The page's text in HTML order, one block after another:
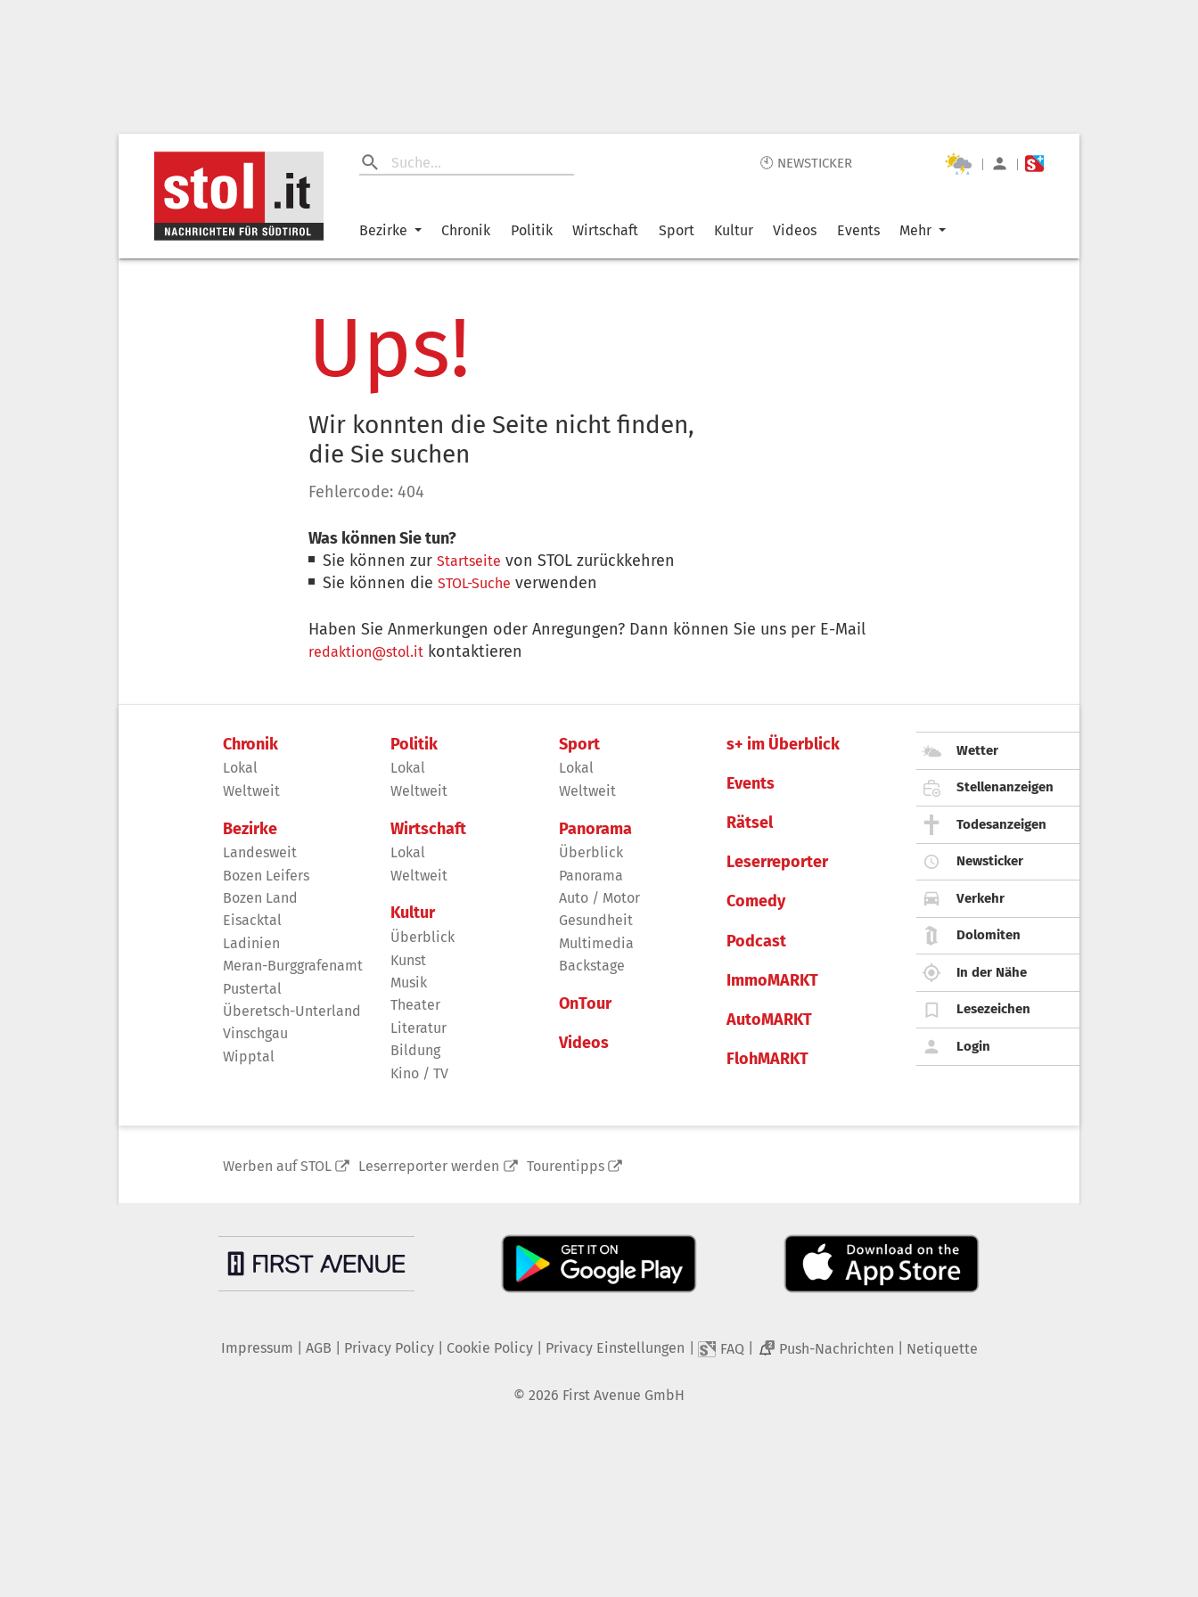
🕙 NEWSTICKER | |
Bezirke Chronik Politik Wirtschaft Sport Kultur Videos Events Mehr
Ups!
Wir konnten die Seite nicht finden,
die Sie suchen
Fehlercode: 404
Was können Sie tun?
Sie können zurStartseite von STOL zurückkehren
Sie können dieSTOL-Suche verwenden
Haben Sie Anmerkungen oder Anregungen? Dann können Sie uns per E-Mail
redaktion@stol.it kontaktieren
Chronik
Lokal
Weltweit
Bezirke
Landesweit
Bozen Leifers
Bozen Land
Eisacktal
Ladinien
Meran-Burggrafenamt
Pustertal
Überetsch-Unterland
Vinschgau
Wipptal
Politik
Lokal
Weltweit
Wirtschaft
Lokal
Weltweit
Kultur
Überblick
Kunst
Musik
Theater
Literatur
Bildung
Kino / TV
Sport
Lokal
Weltweit
Panorama
Überblick
Panorama
Auto / Motor
Gesundheit
Multimedia
Backstage
OnTour
Videos
s+ im Überblick
Events
Rätsel
Leserreporter
Comedy
Podcast
ImmoMARKT
AutoMARKT
FlohMARKT
Wetter
Stellenanzeigen
Todesanzeigen
Newsticker
Verkehr
Dolomiten
In der Nähe
Lesezeichen
Login
Werben auf STOL Leserreporter werden Tourentipps
Impressum AGB Privacy Policy| Cookie Policy| Privacy Einstellungen FAQ 2 Push-Nachrichten Netiquette
© 2026 First Avenue GmbH